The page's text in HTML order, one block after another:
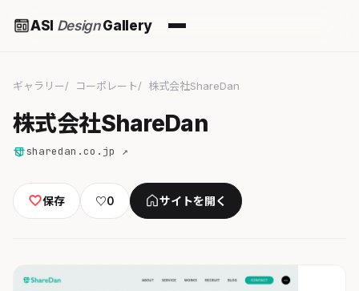
ASI DesignGallery
ギャラリー コーポレート 株式会社ShareDan
株式会社ShareDan
sharedan.co.jp ↗
保存 ♡0 サイトを開く